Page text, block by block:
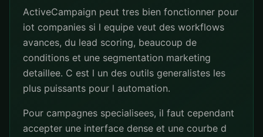
ActiveCampaign peut tres bien fonctionner pour
iot companies si l equipe veut des workflows
avances, du lead scoring, beaucoup de
conditions et une segmentation marketing
detaillee. C est l un des outils generalistes les
plus puissants pour l automation.
Pour campagnes specialisees, il faut cependant
accepter une interface dense et une courbe d